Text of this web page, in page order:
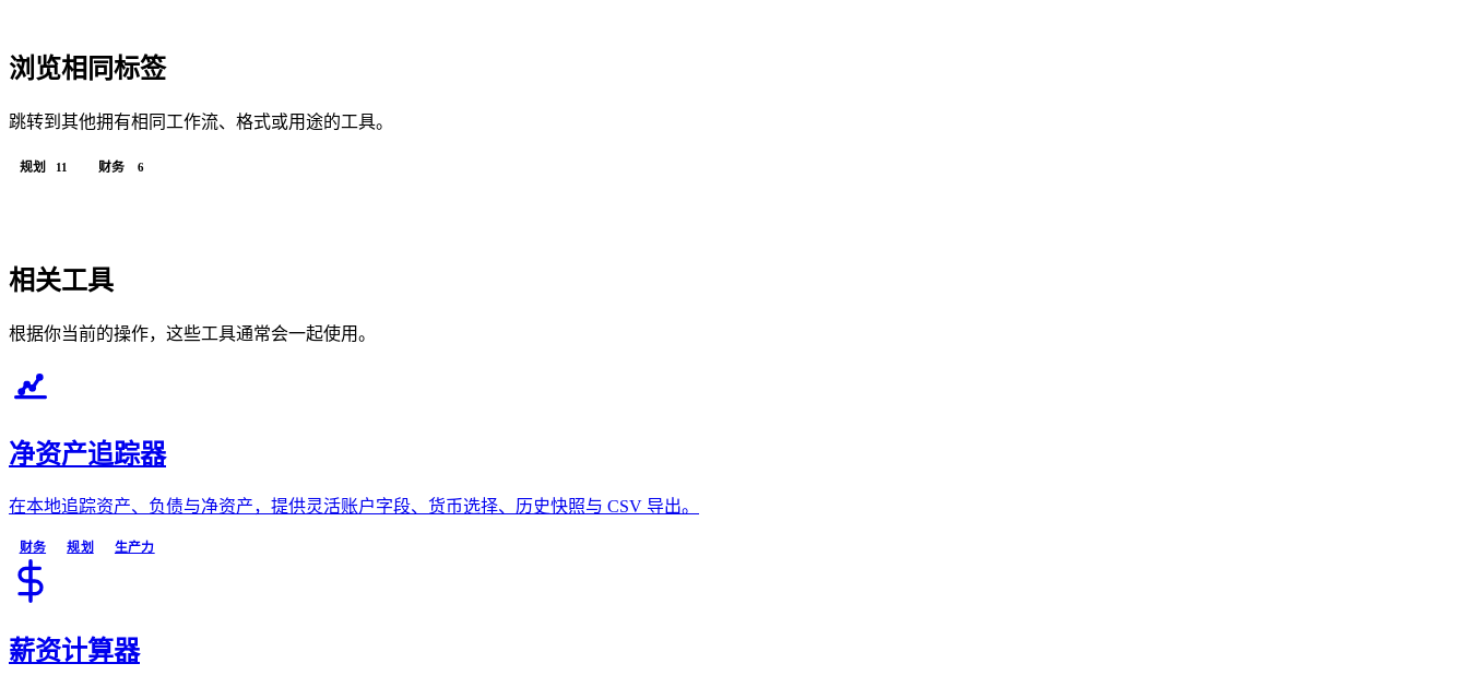
浏览相同标签
跳转到其他拥有相同工作流、格式或用途的工具。
规划 11 财务 6
相关工具
根据你当前的操作，这些工具通常会一起使用。
净资产追踪器
在本地追踪资产、负债与净资产，提供灵活账户字段、货币选择、历史快照与 CSV 导出。
财务 规划 生产力
薪资计算器